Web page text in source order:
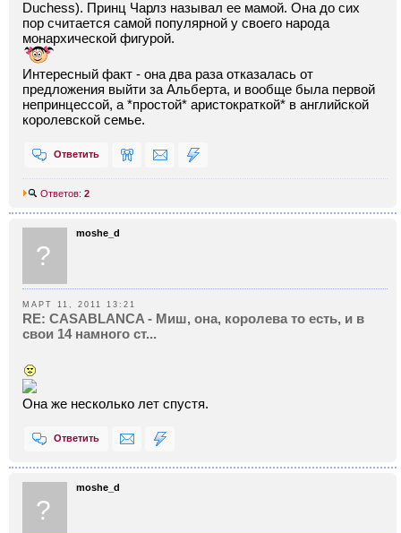
Duchess). Принц Чарлз называл ее мамой. Она до сиx
пор считается самой популярной у своего народа
монарxической фигурой.
Интересный факт - она два раза отказалась от
предложения выйти за Альберта, и вообще была первой
непринцессой, а *простой* аристократкой* в английской
королевской семье.
Ответить
Ответов: 2
?
moshe_d
МАРТ 11, 2011 13:21
RE: CASABLANCA - Миш, она, королева то есть, и в
свои 14 намного ст...
Она же несколько лет спустя.
Ответить
?
moshe_d